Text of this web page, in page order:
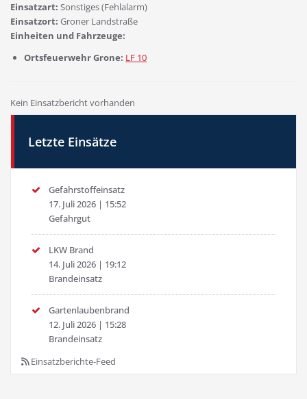
Einsatzart: Sonstiges (Fehlalarm)
Einsatzort: Groner Landstraße
Einheiten und Fahrzeuge:
Ortsfeuerwehr Grone: LF 10
Kein Einsatzbericht vorhanden
Letzte Einsätze
Gefahrstoffeinsatz
17. Juli 2026 | 15:52
Gefahrgut
LKW Brand
14. Juli 2026 | 19:12
Brandeinsatz
Gartenlaubenbrand
12. Juli 2026 | 15:28
Brandeinsatz
Einsatzberichte-Feed